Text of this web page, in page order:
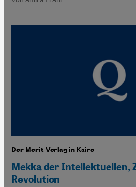
Der Merit-Verlag in Kairo
Mekka der Intellektuellen,
Revolution